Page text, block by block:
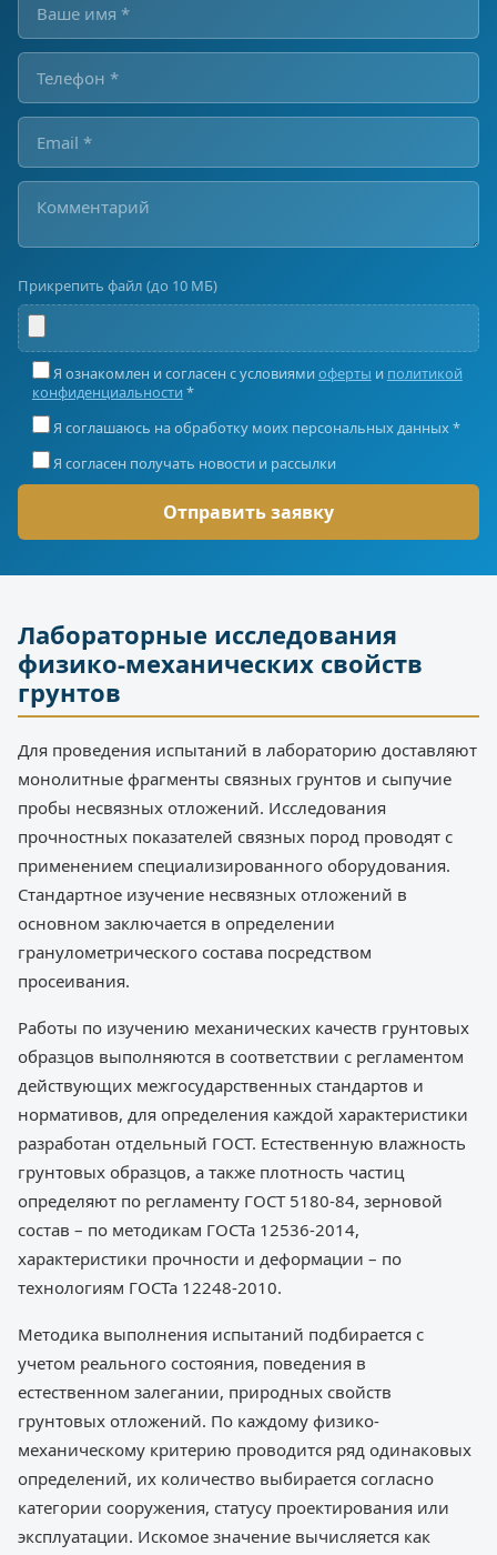
Прикрепить файл (до 10 МБ)
Я ознакомлен и согласен с условиями оферты и политикой
конфиденциальности *
Я соглашаюсь на обработку моих персональных данных *
Я согласен получать новости и рассылки
Лабораторные исследования
физико-механических свойств
грунтов
Для проведения испытаний в лабораторию доставляют
монолитные фрагменты связных грунтов и сыпучие
пробы несвязных отложений. Исследования
прочностных показателей связных пород проводят с
применением специализированного оборудования.
Стандартное изучение несвязных отложений в
основном заключается в определении
гранулометрического состава посредством
просеивания.
Работы по изучению механических качеств грунтовых
образцов выполняются в соответствии с регламентом
действующих межгосударственных стандартов и
нормативов, для определения каждой характеристики
разработан отдельный ГОСТ. Естественную влажность
грунтовых образцов, а также плотность частиц
определяют по регламенту ГОСТ 5180-84, зерновой
состав – по методикам ГОСТа 12536-2014,
характеристики прочности и деформации – по
технологиям ГОСТа 12248-2010.
Методика выполнения испытаний подбирается с
учетом реального состояния, поведения в
естественном залегании, природных свойств
грунтовых отложений. По каждому физико-
механическому критерию проводится ряд одинаковых
определений, их количество выбирается согласно
категории сооружения, статусу проектирования или
эксплуатации. Искомое значение вычисляется как